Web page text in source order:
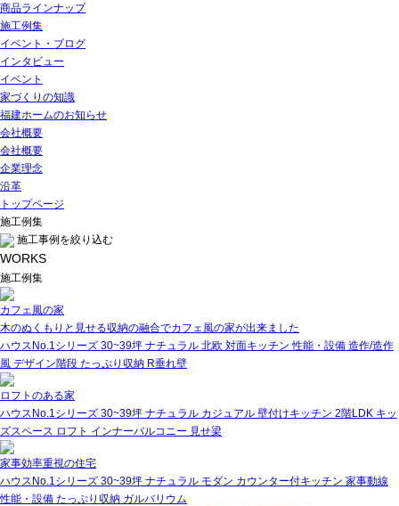
商品ラインナップ
施工例集
イベント・ブログ
インタビュー
イベント
家づくりの知識
福建ホームのお知らせ
会社概要
会社概要
企業理念
沿革
トップページ
施工例集
施工事例を絞り込む
WORKS
施工例集
カフェ風の家
木のぬくもりと見せる収納の融合でカフェ風の家が出来ました
ハウスNo.1シリーズ 30~39坪 ナチュラル 北欧 対面キッチン 性能・設備 造作/造作
風 デザイン階段 たっぷり収納 R垂れ壁
ロフトのある家
ハウスNo.1シリーズ 30~39坪 ナチュラル カジュアル 壁付けキッチン 2階LDK キッ
ズスペース ロフト インナーバルコニー 見せ梁
家事効率重視の住宅
ハウスNo.1シリーズ 30~39坪 ナチュラル モダン カウンター付キッチン 家事動線
性能・設備 たっぷり収納 ガルバリウム